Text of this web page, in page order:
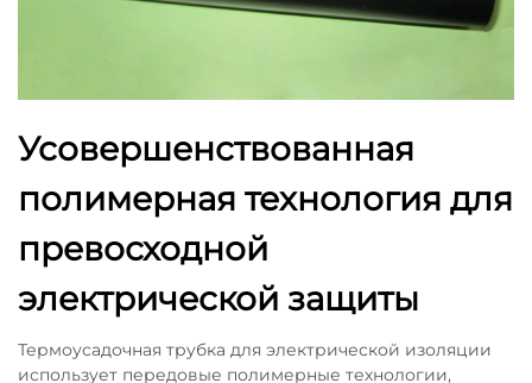
Усовершенствованная
полимерная технология для
превосходной
электрической защиты
Термоусадочная трубка для электрической изоляции
использует передовые полимерные технологии,